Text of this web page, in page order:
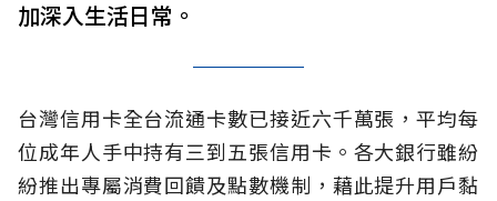
加深入生活日常。
台灣信用卡全台流通卡數已接近六千萬張，平均每
位成年人手中持有三到五張信用卡。各大銀行雖紛
紛推出專屬消費回饋及點數機制，藉此提升用戶黏